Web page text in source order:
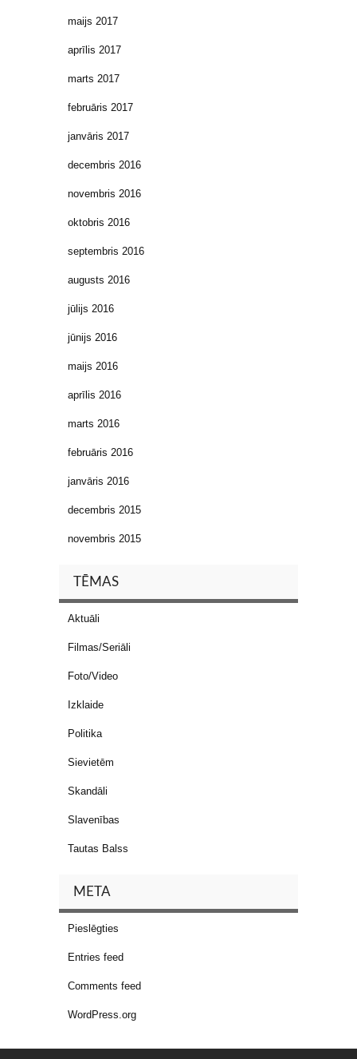
maijs 2017
aprīlis 2017
marts 2017
februāris 2017
janvāris 2017
decembris 2016
novembris 2016
oktobris 2016
septembris 2016
augusts 2016
jūlijs 2016
jūnijs 2016
maijs 2016
aprīlis 2016
marts 2016
februāris 2016
janvāris 2016
decembris 2015
novembris 2015
TĒMAS
Aktuāli
Filmas/Seriāli
Foto/Video
Izklaide
Politika
Sievietēm
Skandāli
Slavenības
Tautas Balss
META
Pieslēgties
Entries feed
Comments feed
WordPress.org